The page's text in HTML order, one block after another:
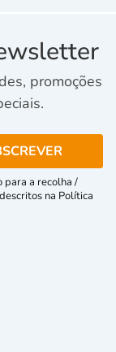
promoções
para a recolha /
na Política